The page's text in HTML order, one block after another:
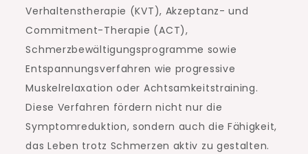
Verhaltenstherapie (KVT), Akzeptanz- und
Commitment-Therapie (ACT),
Schmerzbewältigungsprogramme sowie
Entspannungsverfahren wie progressive
Muskelrelaxation oder Achtsamkeitstraining.
Diese Verfahren fördern nicht nur die
Symptomreduktion, sondern auch die Fähigkeit,
das Leben trotz Schmerzen aktiv zu gestalten.